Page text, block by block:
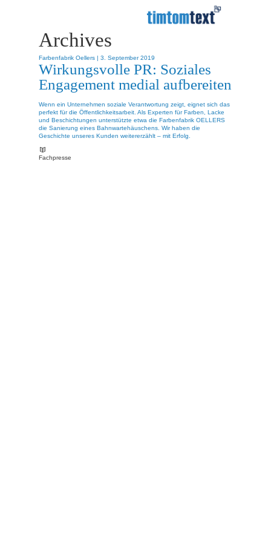
Archives
Farbenfabrik Oellers | 3. September 2019
Wirkungsvolle PR: Soziales
Engagement medial aufbereiten
Wenn ein Unternehmen soziale Verantwortung zeigt, eignet sich das
perfekt für die Öffentlichkeitsarbeit. Als Experten für Farben, Lacke
und Beschichtungen unterstützte etwa die Farbenfabrik OELLERS
die Sanierung eines Bahnwartehäuschens. Wir haben die
Geschichte unseres Kunden weitererzählt – mit Erfolg.
Fachpresse